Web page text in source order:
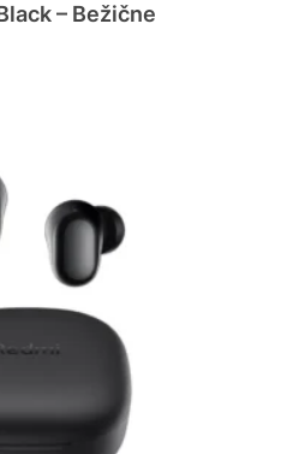
– Bežične